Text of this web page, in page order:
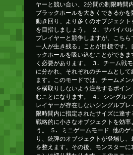
ヤーと競い合い、2分間の制限時間
ブラックホールを大きくできるか
動き回り、より多くのオブジェク
を目指しましょう。 2. サバイバ
プレイヤーと競争しますが、こち
一人が生き残る」ことが目標です。
ックホールを吸い込むことができ
く必要があります。 3. チーム戦
に分かれ、それぞれのチームとし
ます。このモードでは、チームメン
を横取りしないよう注意するポイ
むことになります。 4. シングル
レイヤーが存在しないシングルプ
限時間内に指定されたサイズに達す
戦略的に小さなオブジェクトを効率
う。 5. ミニゲームモード 他のゲ
り、銃弾のオブジェクトが登場し
を整えます。その後、モンスター